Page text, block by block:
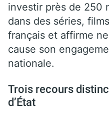
investir près de 250
dans des séries,
français et affirme
cause son
nationale.
Trois recours
d’État